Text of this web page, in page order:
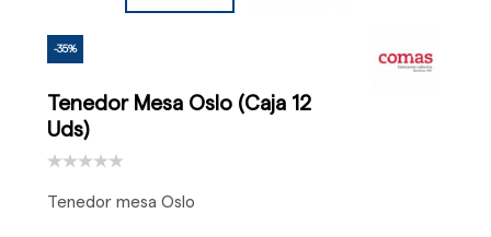
-35%
Tenedor Mesa Oslo (Caja 12
Uds)
Tenedor mesa Oslo